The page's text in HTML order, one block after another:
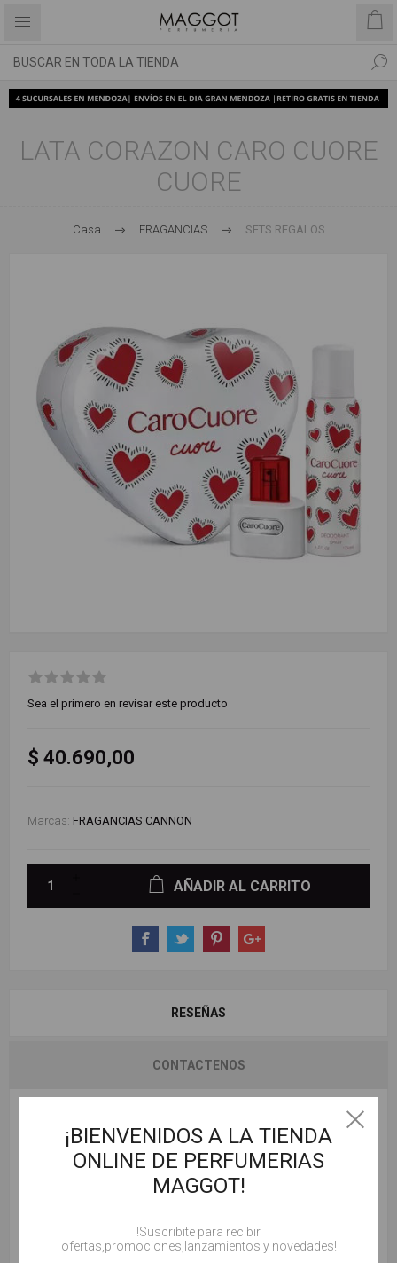
LATA CORAZON CARO CUORE
CUORE
Casa FRAGANCIAS SETS REGALOS
Sea el primero en revisar este producto
$ 40.690,00
Marcas: FRAGANCIAS CANNON
AÑADIR AL CARRITO
RESEÑAS
CONTACTENOS
Solo los usuarios registrados pueden escribir comentarios
¡BIENVENIDOS A LA TIENDA
ONLINE DE PERFUMERIAS
MAGGOT!
!Suscribite para recibir
ofertas,promociones,lanzamientos y novedades!